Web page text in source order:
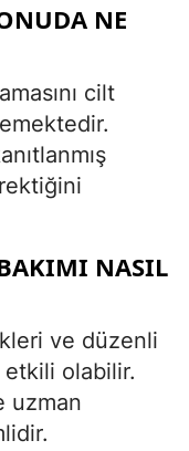
NE
cilt
NASIL
ve düzenli
etkili olabilir.
uzman